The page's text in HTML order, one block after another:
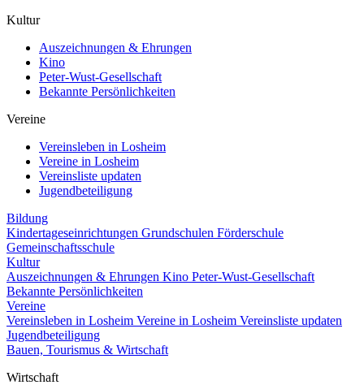
Kultur
Auszeichnungen & Ehrungen
Kino
Peter-Wust-Gesellschaft
Bekannte Persönlichkeiten
Vereine
Vereinsleben in Losheim
Vereine in Losheim
Vereinsliste updaten
Jugendbeteiligung
Bildung
Kindertageseinrichtungen Grundschulen Förderschule
Gemeinschaftsschule
Kultur
Auszeichnungen & Ehrungen Kino Peter-Wust-Gesellschaft
Bekannte Persönlichkeiten
Vereine
Vereinsleben in Losheim Vereine in Losheim Vereinsliste updaten
Jugendbeteiligung
Bauen, Tourismus & Wirtschaft
Wirtschaft